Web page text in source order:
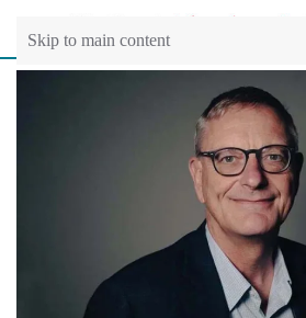
Skip to main content